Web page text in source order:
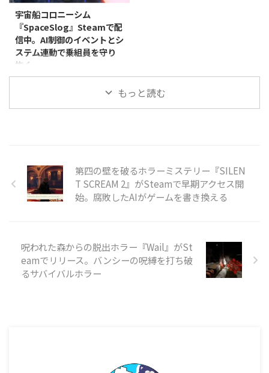
のところ、8月6日まで40％オフ
の237円（税込）で購入できま
す。 本作でプレイヤーは、村の
祭りで働くことになります。しか
し、会場には人間だけでなく、正
体を隠した怪物も入り混じってお
り、カメラと人形を使ってどちら
なのかを見分けなければなりませ
た進行システムが用意されてお
り、ふだんはカードの駆け引きを
宇宙船コロニーシム
『SpaceSlog』Steamで配
信中。AI制御のイベントとシ
ステム連動で乗組員を守り
抜く
Produno Games Studiosは2026
年4月17日、宇宙船コロニーシミ
スとして展開されています。価格
は3,150円（税込）です。 本作は
『Rimworld』『Starship
Theory』『Dwarf Fortress』『X-
もっと読む
第四の壁を破るホラーミステリー『SILEN
T SCREAM 2』がSteamで早期アクセス開
始。腐敗したAIがゲームを書き換える
呪われた森からの脱出ホラー『Wail』がSt
eamでリリース。バンシーの呪縛を打ち破
るサバイバルホラー